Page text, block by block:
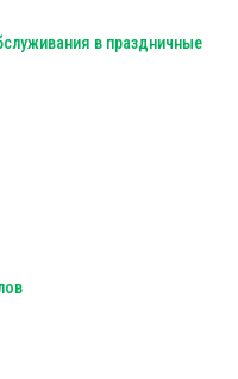
в праздничные